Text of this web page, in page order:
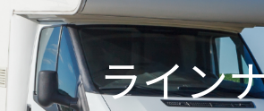
ライン